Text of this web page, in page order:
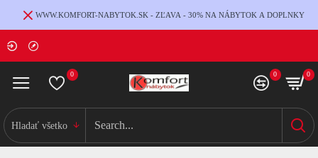
WWW.KOMFORT-NABYTOK.SK - ZĽAVA - 30% NA NÁBYTOK A DOPLNKY
0 0 0
Hladať všetko